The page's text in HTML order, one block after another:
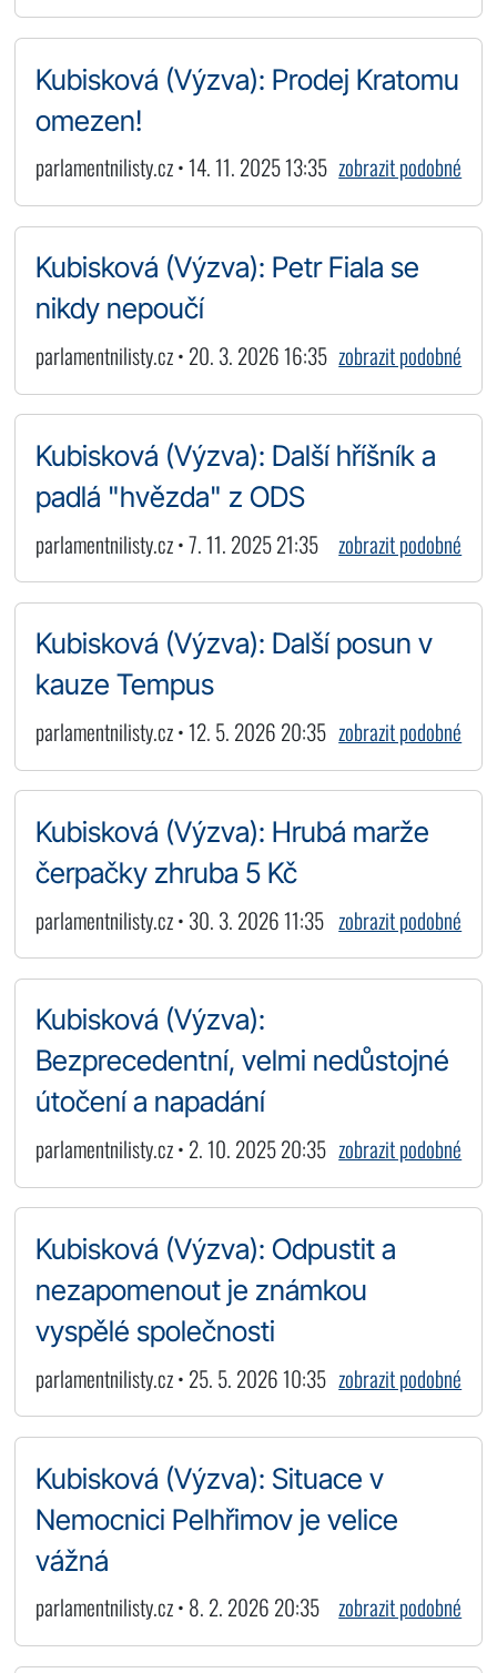
Kubisková (Výzva): Prodej Kratomu
omezen!
parlamentnilisty.cz • 14. 11. 2025 13:35 zobrazit podobné
Kubisková (Výzva): Petr Fiala se
nikdy nepoučí
parlamentnilisty.cz • 20. 3. 2026 16:35 zobrazit podobné
Kubisková (Výzva): Další hříšník a
padlá "hvězda" z ODS
parlamentnilisty.cz • 7. 11. 2025 21:35 zobrazit podobné
Kubisková (Výzva): Další posun v
kauze Tempus
parlamentnilisty.cz • 12. 5. 2026 20:35 zobrazit podobné
Kubisková (Výzva): Hrubá marže
čerpačky zhruba 5 Kč
parlamentnilisty.cz • 30. 3. 2026 11:35 zobrazit podobné
Kubisková (Výzva):
Bezprecedentní, velmi nedůstojné
útočení a napadání
parlamentnilisty.cz • 2. 10. 2025 20:35 zobrazit podobné
Kubisková (Výzva): Odpustit a
nezapomenout je známkou
vyspělé společnosti
parlamentnilisty.cz • 25. 5. 2026 10:35 zobrazit podobné
Kubisková (Výzva): Situace v
Nemocnici Pelhřimov je velice
vážná
parlamentnilisty.cz • 8. 2. 2026 20:35 zobrazit podobné